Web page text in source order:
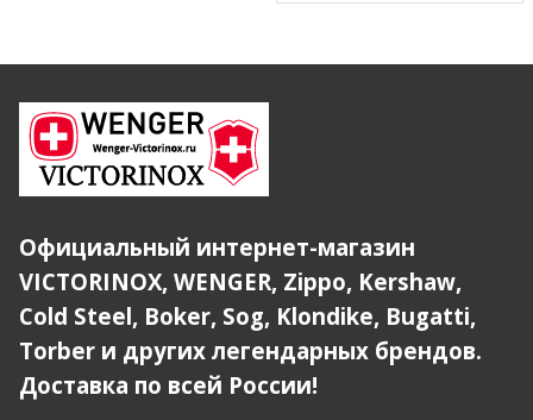
Официальный интернет-магазин
VICTORINOX, WENGER, Zippo, Kershaw,
Cold Steel, Boker, Sog, Klondike, Bugatti,
Torber и других легендарных брендов.
Доставка по всей России!